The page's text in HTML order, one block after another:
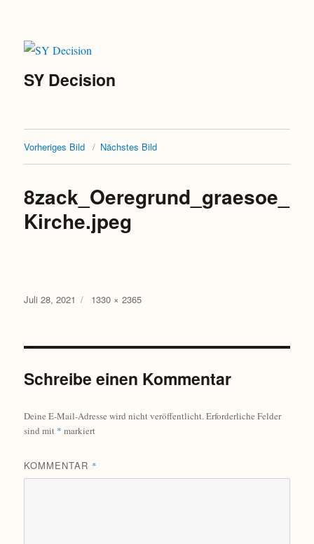
SY Decision
Vorheriges Bild Nächstes Bild
8zack_Oeregrund_graesoe_
Kirche.jpeg
Veröffentlicht
Juli 28, 2021 Originalgröße
1330 × 2365
Schreibe einen Kommentar
Deine E-Mail-Adresse wird nicht veröffentlicht.Erforderliche Felder
sind mit * markiert
KOMMENTAR *